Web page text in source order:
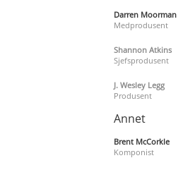
Darren Moorman
Medprodusent
Shannon Atkins
Sjefsprodusent
J. Wesley Legg
Produsent
Annet
Brent McCorkle
Komponist